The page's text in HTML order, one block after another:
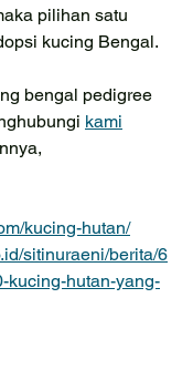
pilihan satu
kucing Bengal.
bengal pedigree
kami
kucing-hutan/
sitinuraeni/berita/6
kucing-hutan-yang-